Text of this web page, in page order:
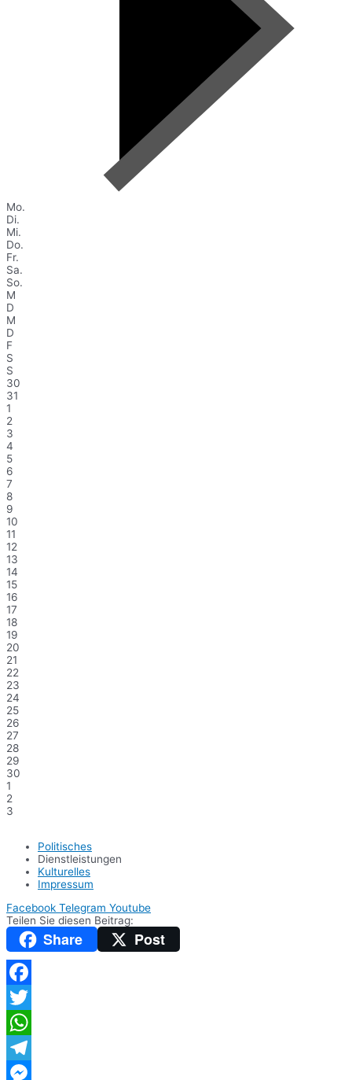
Mo.
Di.
Mi.
Do.
Fr.
Sa.
So.
M
D
M
D
F
S
S
30
31
1
2
3
4
5
6
7
8
9
10
11
12
13
14
15
16
17
18
19
20
21
22
23
24
25
26
27
28
29
30
1
2
3
Politisches
Dienstleistungen
Kulturelles
Impressum
Facebook Telegram Youtube
Teilen Sie diesen Beitrag:
Share Post
Facebook
Twitter
WhatsApp
Telegram